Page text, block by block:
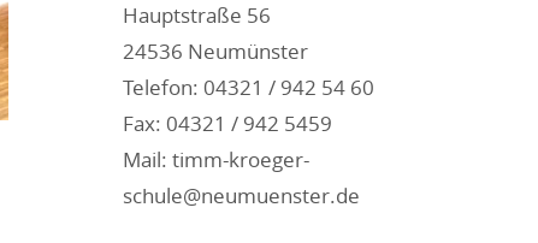
Hauptstraße 56
24536 Neumünster
Telefon: 04321 / 942 54 60
Fax: 04321 / 942 5459
Mail: timm-kroeger-
schule@neumuenster.de